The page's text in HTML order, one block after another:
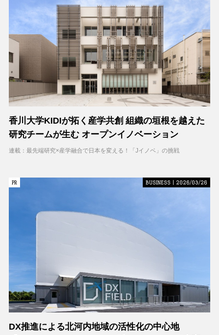
香川大学KIDIが拓く産学共創 組織の垣根を越えた
研究チームが生む オープンイノベーション
連載：最先端研究×産学融合で日本を変える！「Jイノベ」の挑戦
PR
PR BUSINESS | 2026/03/26
DX推進による北河内地域の活性化の中心地